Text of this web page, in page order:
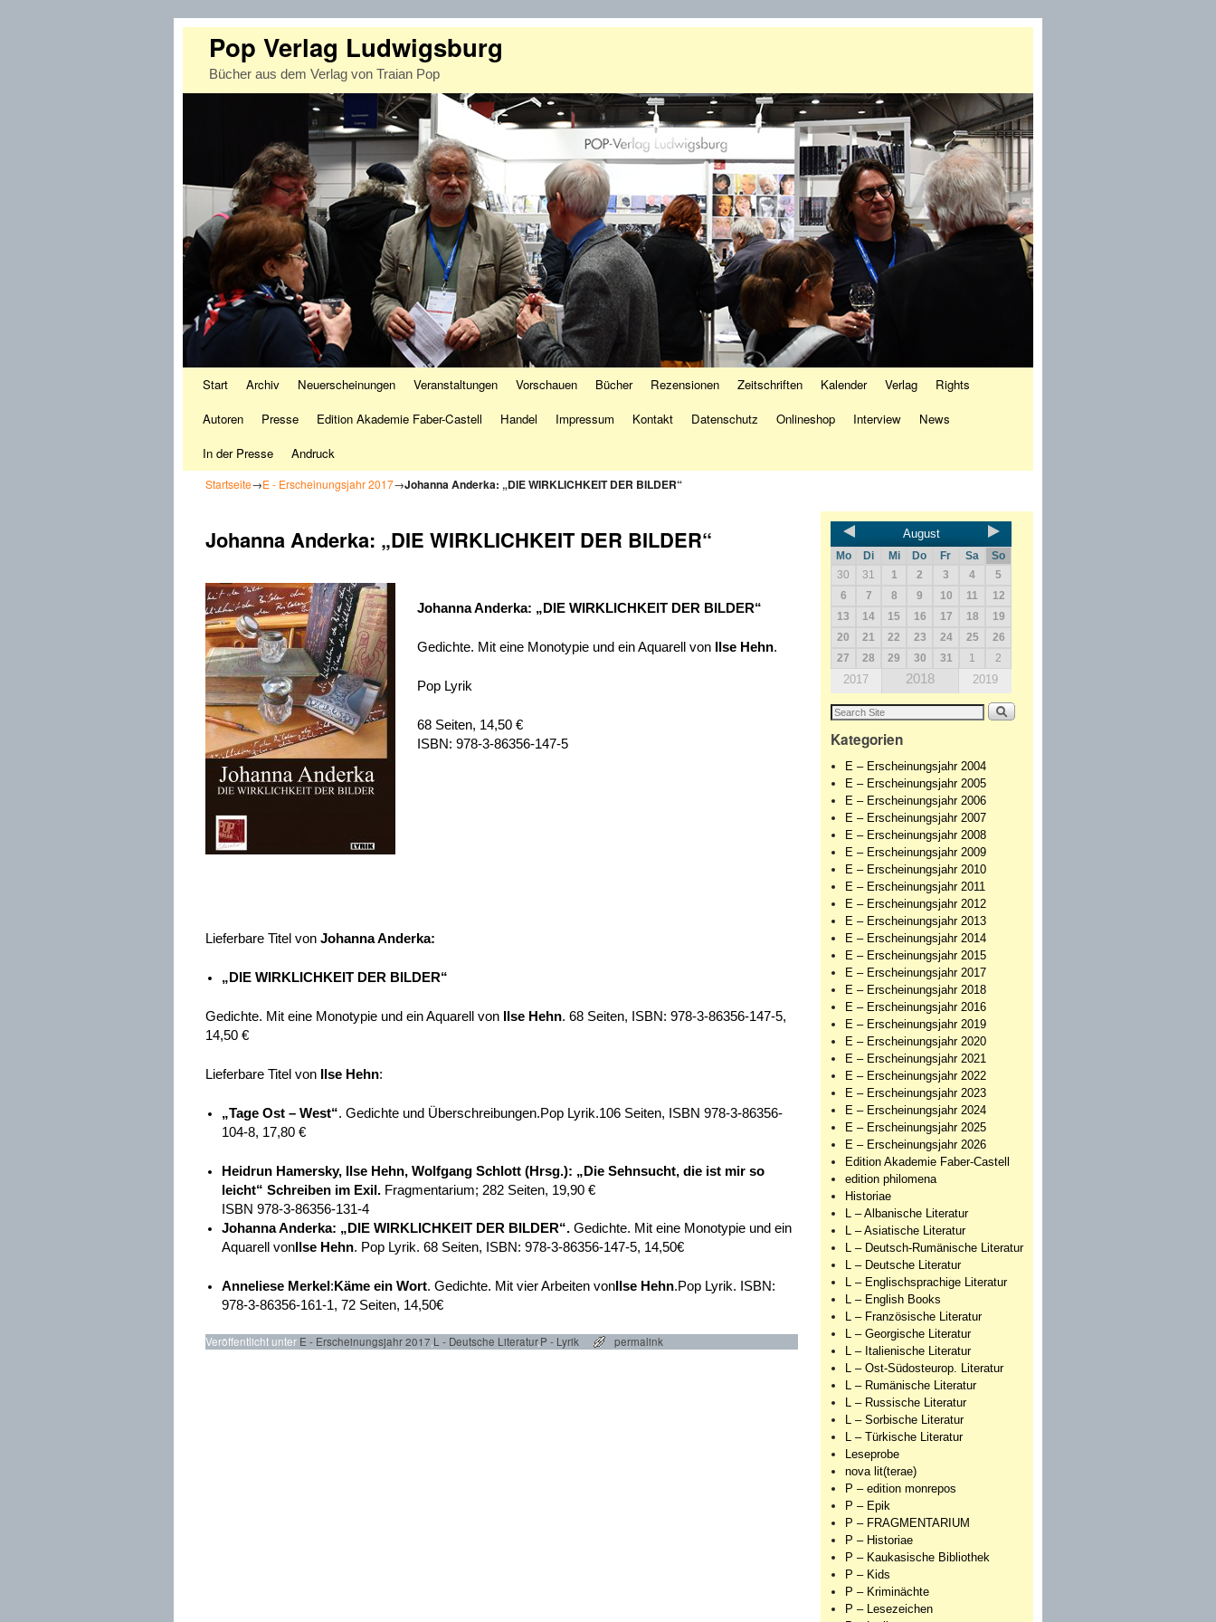
Pop Verlag Ludwigsburg
Bücher aus dem Verlag von Traian Pop
Start Archiv Neuerscheinungen Veranstaltungen Vorschauen Bücher Rezensionen Zeitschriften Kalender Verlag
Rights
Autoren
Presse Edition Akademie Faber-Castell Handel Impressum Kontakt Datenschutz Onlineshop Interview
News
In der Presse
Andruck
Startseite→E - Erscheinungsjahr 2017→Johanna Anderka: „DIE WIRKLICHKEIT DER BILDER“
Johanna Anderka: „DIE WIRKLICHKEIT DER BILDER“
Johanna Anderka: „DIE WIRKLICHKEIT DER BILDER“
Gedichte. Mit eine Monotypie und ein Aquarell von Ilse Hehn.
Pop Lyrik
68 Seiten, 14,50 €
ISBN: 978-3-86356-147-5
Lieferbare Titel von Johanna Anderka:
„DIE WIRKLICHKEIT DER BILDER“
Gedichte. Mit eine Monotypie und ein Aquarell von Ilse Hehn. 68 Seiten, ISBN: 978-3-86356-147-5,
14,50 €
Lieferbare Titel von Ilse Hehn:
„Tage Ost – West“. Gedichte und Überschreibungen.Pop Lyrik.106 Seiten, ISBN 978-3-86356-
104-8, 17,80 €
Heidrun Hamersky, Ilse Hehn, Wolfgang Schlott(Hrsg.): „Die Sehnsucht, die ist mir so
leicht“ Schreiben im Exil. Fragmentarium; 282 Seiten, 19,90 €
ISBN 978-3-86356-131-4
Johanna Anderka: „DIE WIRKLICHKEIT DER BILDER“. Gedichte. Mit eine Monotypie und ein
Aquarell vonIlse Hehn. Pop Lyrik. 68 Seiten, ISBN: 978-3-86356-147-5, 14,50€
Anneliese Merkel:Käme ein Wort. Gedichte. Mit vier Arbeiten vonIlse Hehn.Pop Lyrik. ISBN:
978-3-86356-161-1, 72 Seiten, 14,50€
Veröffentlicht unter E - Erscheinungsjahr 2017,L - Deutsche Literatur,P - Lyrik permalink
August
Mo Di Mi Do Fr Sa
So
30
31 1 2 3 4
5
6
7 8 9 10 11
12
13
14 15 16 17 18
19
20
21 22 23 24 25
26
27
28 29 30 31 1 2
2017 2018 2019
Kategorien
E – Erscheinungsjahr 2004
E – Erscheinungsjahr 2005
E – Erscheinungsjahr 2006
E – Erscheinungsjahr 2007
E – Erscheinungsjahr 2008
E – Erscheinungsjahr 2009
E – Erscheinungsjahr 2010
E – Erscheinungsjahr 2011
E – Erscheinungsjahr 2012
E – Erscheinungsjahr 2013
E – Erscheinungsjahr 2014
E – Erscheinungsjahr 2015
E – Erscheinungsjahr 2017
E – Erscheinungsjahr 2018
E – Erscheinungsjahr 2016
E – Erscheinungsjahr 2019
E – Erscheinungsjahr 2020
E – Erscheinungsjahr 2021
E – Erscheinungsjahr 2022
E – Erscheinungsjahr 2023
E – Erscheinungsjahr 2024
E – Erscheinungsjahr 2025
E – Erscheinungsjahr 2026
Edition Akademie Faber-Castell
edition philomena
Historiae
L – Albanische Literatur
L – Asiatische Literatur
L – Deutsch-Rumänische Literatur
L – Deutsche Literatur
L – Englischsprachige Literatur
L – English Books
L – Französische Literatur
L – Georgische Literatur
L – Italienische Literatur
L – Ost-Südosteurop. Literatur
L – Rumänische Literatur
L – Russische Literatur
L – Sorbische Literatur
L – Türkische Literatur
Leseprobe
nova lit(terae)
P – edition monrepos
P – Epik
P – FRAGMENTARIUM
P – Historiae
P – Kaukasische Bibliothek
P – Kids
P – Kriminächte
P – Lesezeichen